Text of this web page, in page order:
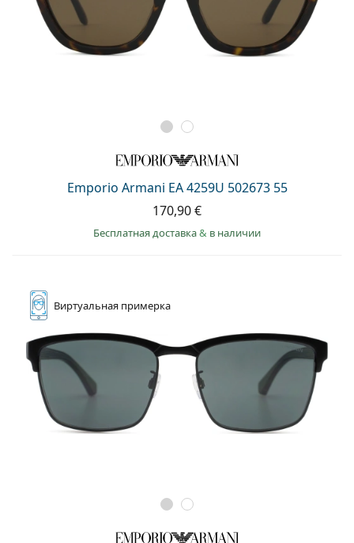
Emporio Armani EA 4259U 502673 55
170,90 €
Бесплатная доставка& в наличии
Виртуальная примерка